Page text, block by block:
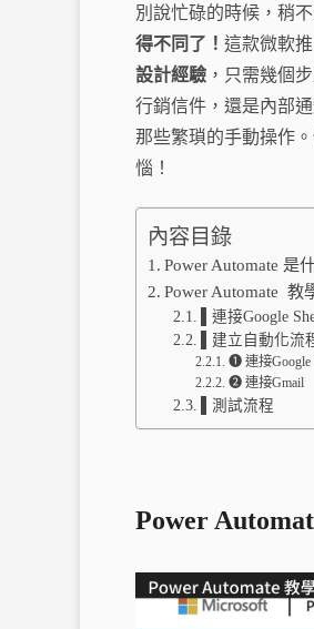
別說忙碌的時候，稍
得不同了！ 這款微軟
設計經驗 ，只需幾個
行銷信件，還是內部
那些繁瑣的手動操作
惱！
內容目錄
Power Automate 是
Power Automate 教
▌連接Google
▌建立自動化流
➊ 連接Google
➋ 連接Gmail
▌測試流程
Power